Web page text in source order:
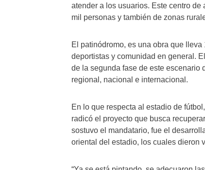
atender a los usuarios. Este centro
mil personas y también de zonas
El patinódromo, es una obra que
deportistas y comunidad en general.
de la segunda fase de este escenario
regional, nacional e internacional.
En lo que respecta al estadio de
radicó el proyecto que busca
sostuvo el mandatario, fue el
oriental del estadio, los cuales dieron